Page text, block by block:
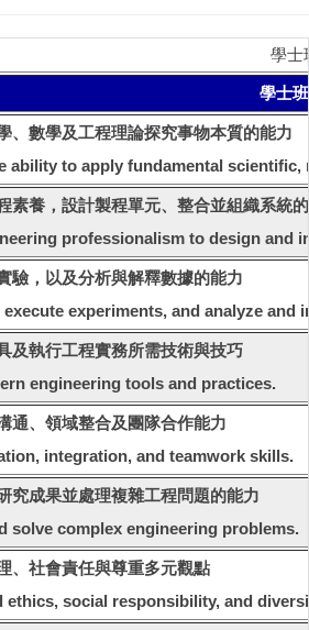
學士
學士
、數學及工程理論探究事物本質的能力
ability to apply fundamental
素養，設計製程單元、整合並組織系統
professionalism to design and
驗，以及分析與解釋數據的能力
execute experiments, and analyze and
及執行工程實務所需技術與技巧
engineering tools and practices.
通、領域整合及團隊合作能力
integration, and teamwork skills.
究成果並處理複雜工程問題的能力
solve complex engineering problems.
、社會責任與尊重多元觀點
ethics, social responsibility, and